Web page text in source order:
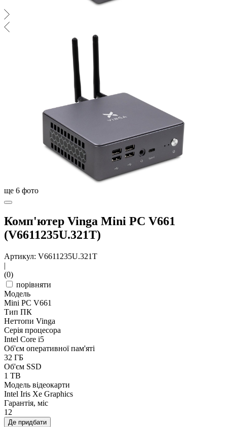
ще 6 фото
Комп'ютер Vinga Mini PC V661
(V6611235U.321T)
Артикул: V6611235U.321T
|
(0)
порівняти
Модель
Mini PC V661
Тип ПК
Неттопи Vinga
Серія процесора
Intel Core i5
Об'єм оперативної пам'яті
32 ГБ
Об'єм SSD
1 TB
Модель відеокарти
Intel Iris Xe Graphics
Гарантія, міс
12
Де придбати